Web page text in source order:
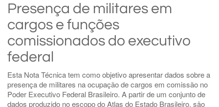
Presença de militares em
cargos e funções
comissionados do executivo
federal
Esta Nota Técnica tem como objetivo apresentar dados sobre a
presença de militares na ocupação de cargos em comissão no
Poder Executivo Federal Brasileiro. A partir de um conjunto de
dados produzido no escopo do Atlas do Estado Brasileiro, são